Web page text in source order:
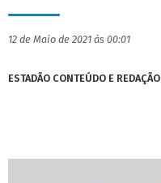
12 de Maio de 2021 às 00:01
ESTADÃO CONTEÚDO E REDAÇÃO